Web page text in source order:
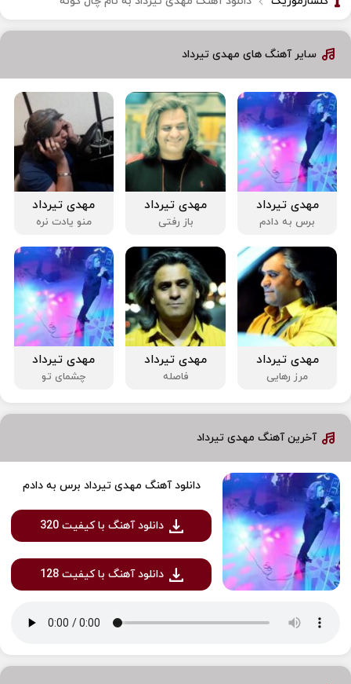
سایر آهنگ های مهدی تیرداد
مهدی تیرداد
برس به دادم
مهدی تیرداد
باز رفتی
مهدی تیرداد
منو یادت نره
مهدی تیرداد
مرز رهایی
مهدی تیرداد
فاصله
مهدی تیرداد
چشمای تو
آخرین آهنگ مهدی تیرداد
دانلود آهنگ مهدی تیرداد برس به دادم
دانلود آهنگ با کیفیت 320
دانلود آهنگ با کیفیت 128